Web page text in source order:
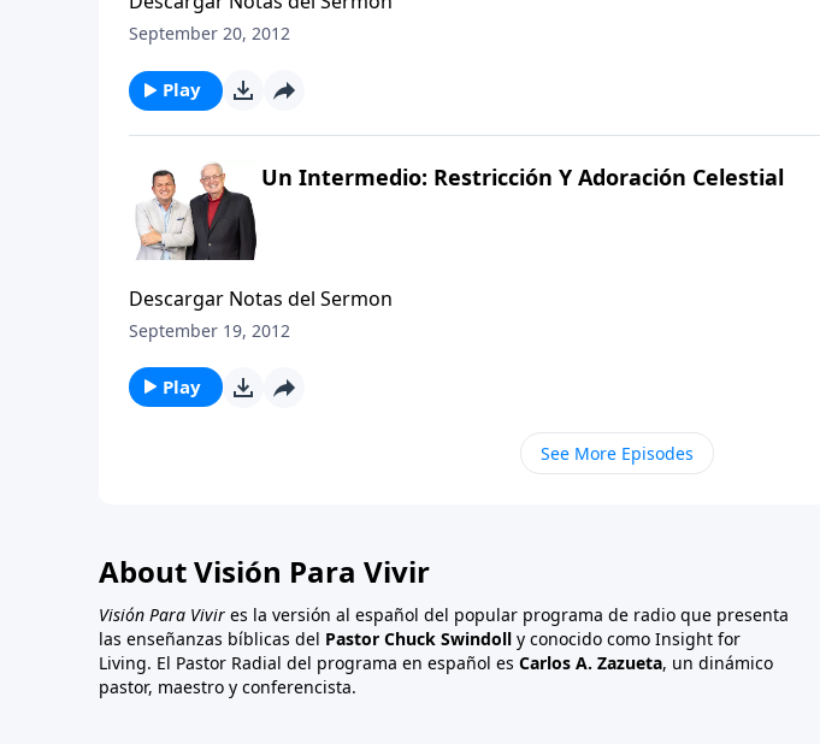
September 20, 2012
Play
Un Intermedio: Restricción Y Adoración Celestial
Descargar Notas del Sermon
September 19, 2012
Play
See More Episodes
About Visión Para Vivir
Visión Para Vivir es la versión al español del popular programa de radio que presenta
las enseñanzas bíblicas del Pastor Chuck Swindoll y conocido como Insight for
Living. El Pastor Radial del programa en español es Carlos A. Zazueta, un dinámico
pastor, maestro y conferencista.